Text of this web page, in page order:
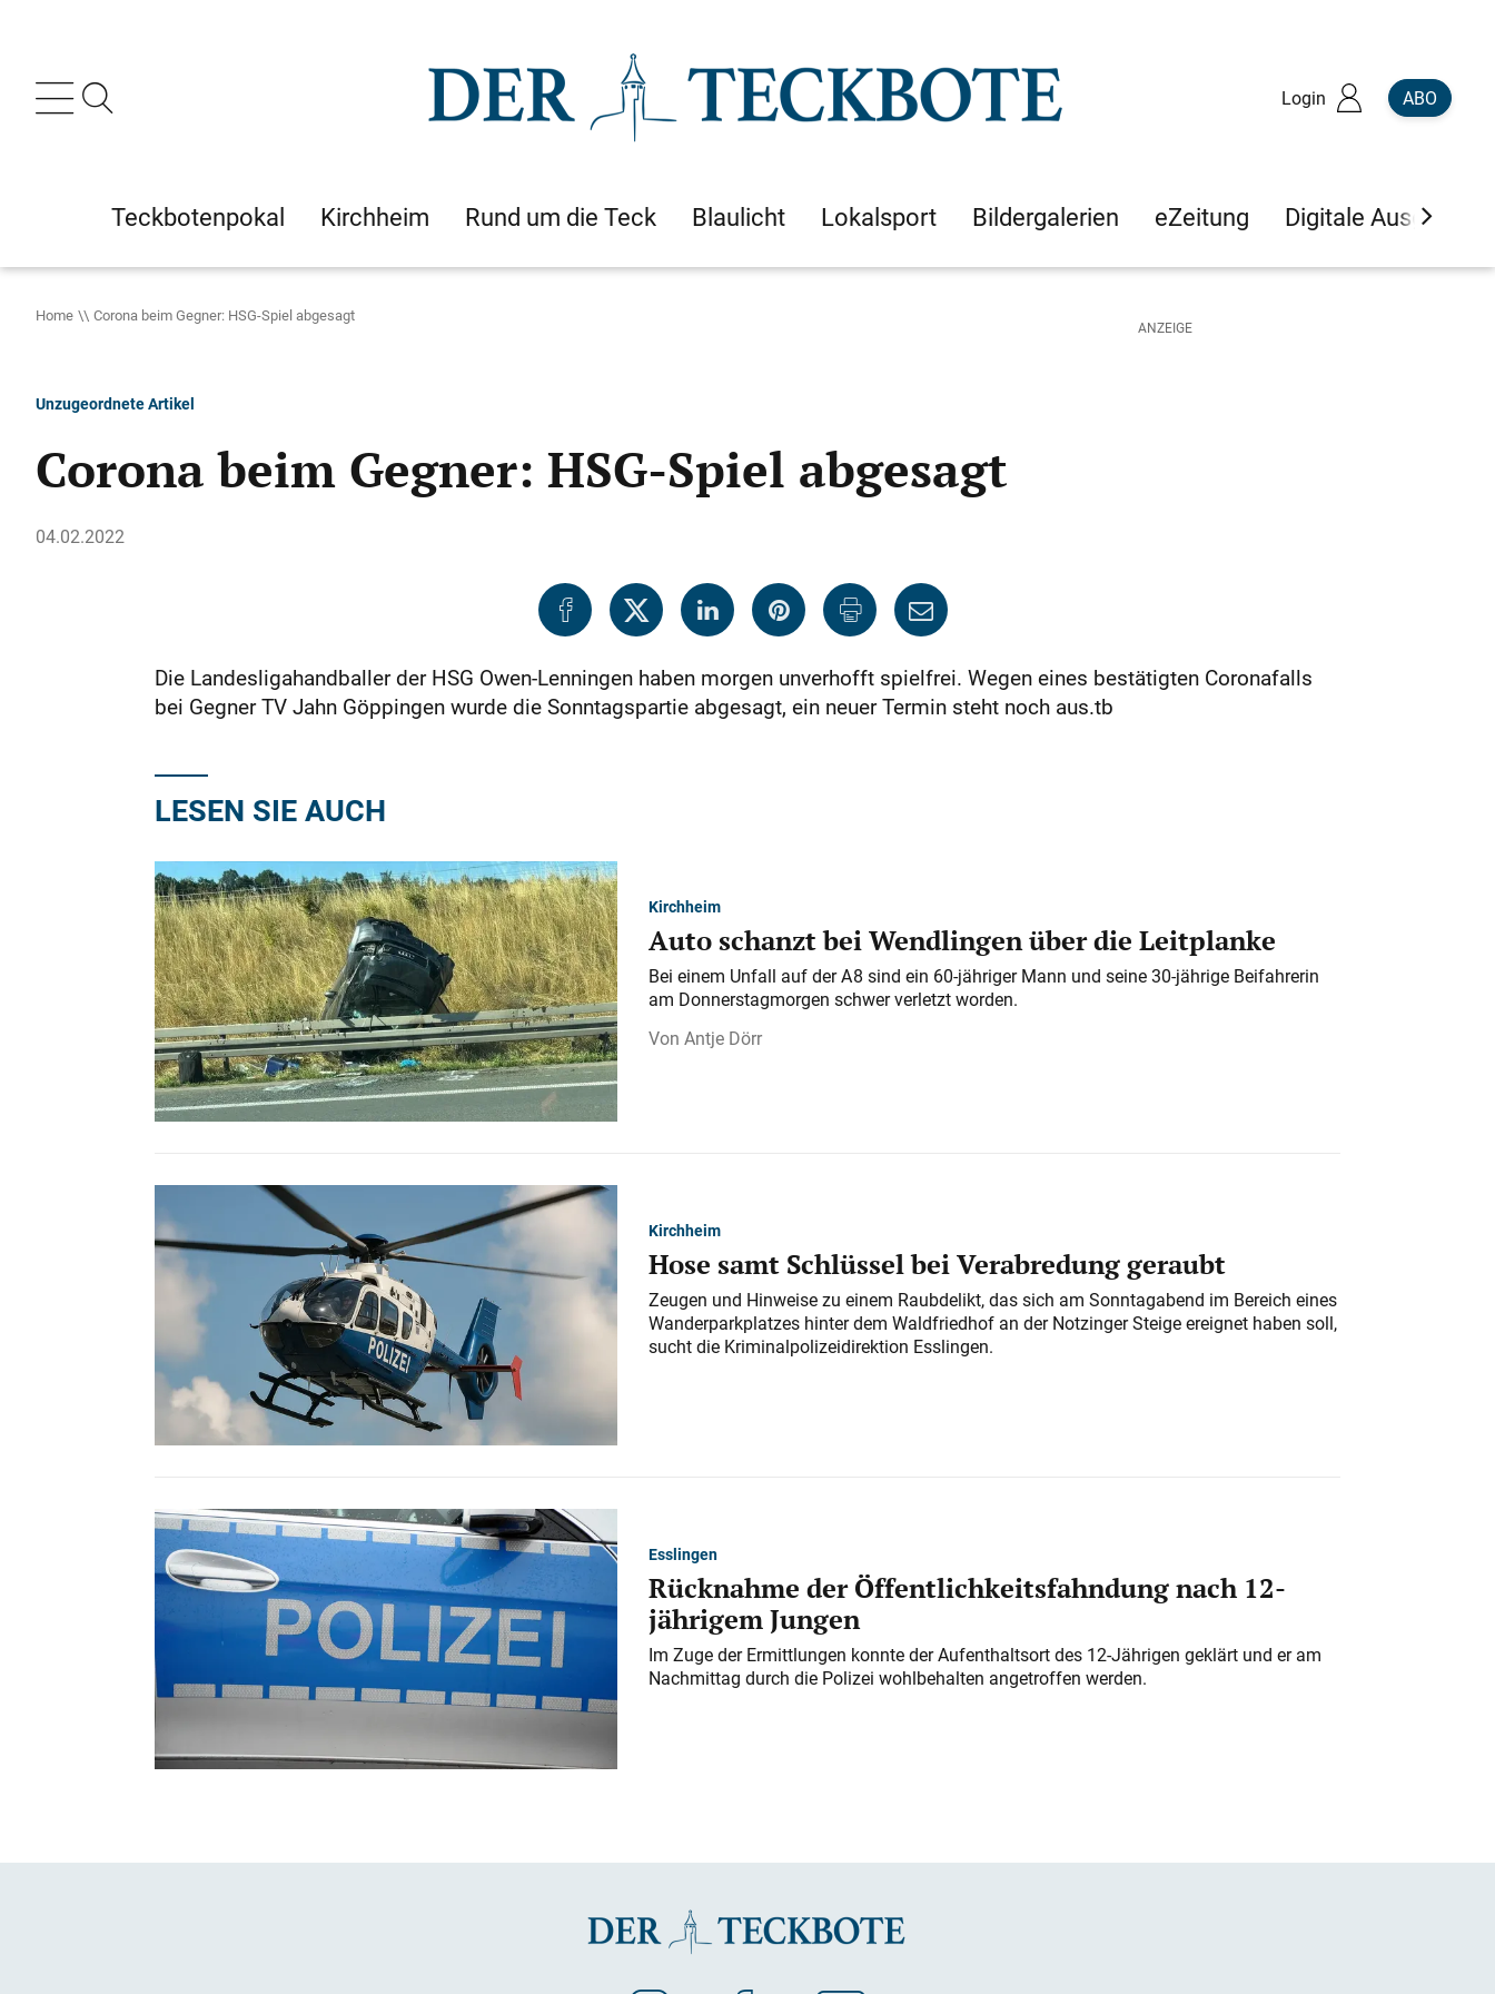
Login ABO
Teckbotenpokal Kirchheim Rund um die Teck Blaulicht Lokalsport Bildergalerien eZeitung Digitale Ausgaben
Home Corona beim Gegner: HSG-Spiel abgesagt
Unzugeordnete Artikel
Corona beim Gegner: HSG-Spiel abgesagt
04.02.2022
Die Landesligahandballer der HSG Owen-Lenningen haben morgen unverhofft spielfrei. Wegen eines bestätigten Coronafalls
bei Gegner TV Jahn Göppingen wurde die Sonntagspartie abgesagt, ein neuer Termin steht noch aus.tb
LESEN SIE AUCH
Kirchheim
Auto schanzt bei Wendlingen über die Leitplanke
Bei einem Unfall auf der A 8 sind ein 60-jähriger Mann und seine 30-jährige Beifahrerin
am Donnerstagmorgen schwer verletzt worden.
Antje Dörr
Kirchheim
Hose samt Schlüssel bei Verabredung geraubt
Zeugen und Hinweise zu einem Raubdelikt, das sich am Sonntagabend im Bereich eines
Wanderparkplatzes hinter dem Waldfriedhof an der Notzinger Steige ereignet haben soll,
sucht die Kriminalpolizeidirektion Esslingen.
Esslingen
Rücknahme der Öffentlichkeitsfahndung nach 12-
jährigem Jungen
Im Zuge der Ermittlungen konnte der Aufenthaltsort des 12-Jährigen geklärt und er am
Nachmittag durch die Polizei wohlbehalten angetroffen werden.